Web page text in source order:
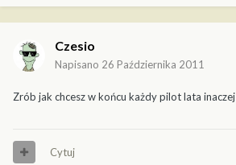
Czesio
Napisano 26 Października 2011
Zrób jak chcesz w końcu każdy pilot lata inaczej
Cytuj